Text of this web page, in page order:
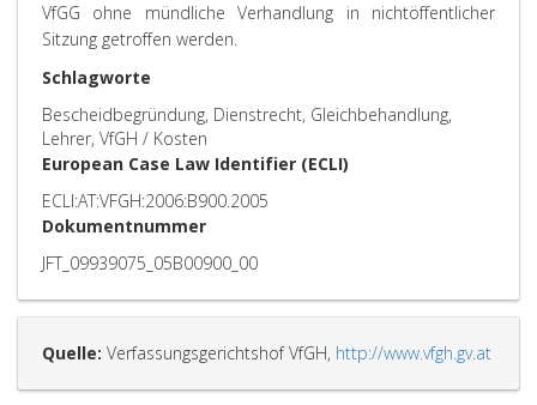
VfGG ohne mündliche Verhandlung in nichtöffentlicher
Sitzung getroffen werden.
Schlagworte
Bescheidbegründung, Dienstrecht, Gleichbehandlung,
Lehrer, VfGH / Kosten
European Case Law Identifier (ECLI)
ECLI:AT:VFGH:2006:B900.2005
Dokumentnummer
JFT_09939075_05B00900_00
Quelle: Verfassungsgerichtshof VfGH, http://www.vfgh.gv.at